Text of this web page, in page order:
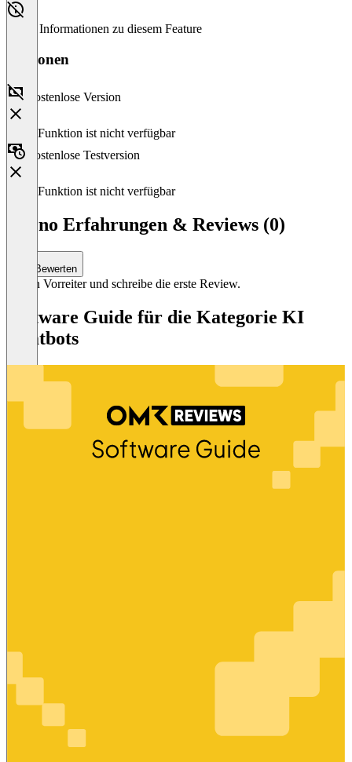
Keine Informationen zu diesem Feature
Versionen
Kostenlose Version
Diese Funktion ist nicht verfügbar
Kostenlose Testversion
Diese Funktion ist nicht verfügbar
Kerno Erfahrungen & Reviews (0)
Bewerten
Sei ein Vorreiter und schreibe die erste Review.
Software Guide für die Kategorie KI
Chatbots